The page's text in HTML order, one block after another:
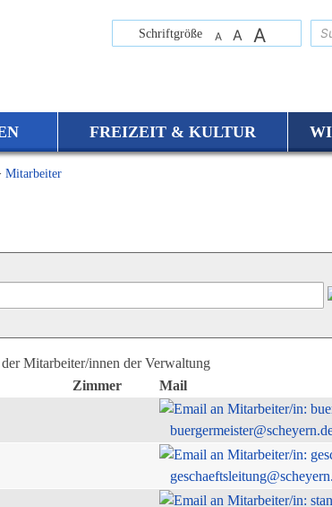
Schriftgröße A A A
FREIZEIT & KULTUR
Mitarbeiter
Mitarbeiter/innen der Verwaltung
Zimmer Mail